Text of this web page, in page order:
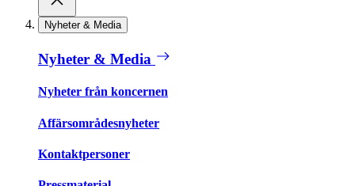
Nyheter & Media
Nyheter & Media
Nyheter från koncernen
Affärsområdesnyheter
Kontaktpersoner